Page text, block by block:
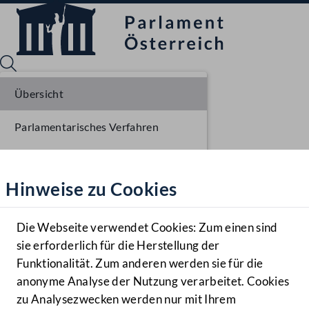
Hilfe
Benutzer
Navigationsmenü öffnen
MENÜ
Hinweise zu Cookies
Die Webseite verwendet Cookies: Zum einen sind
sie erforderlich für die Herstellung der
Funktionalität. Zum anderen werden sie für die
anonyme Analyse der Nutzung verarbeitet. Cookies
zu Analysezwecken werden nur mit Ihrem
Übersicht
Parlamentarisches Verfahren